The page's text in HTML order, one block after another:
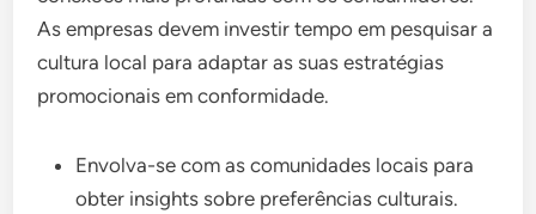
As empresas devem investir tempo em pesquisar a
cultura local para adaptar as suas estratégias
promocionais em conformidade.
Envolva-se com as comunidades locais para
obter insights sobre preferências culturais.